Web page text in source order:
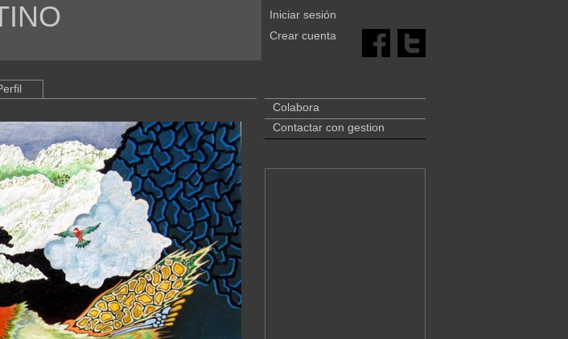
Iniciar sesión
Crear cuenta
Colabora
Contactar con gestion